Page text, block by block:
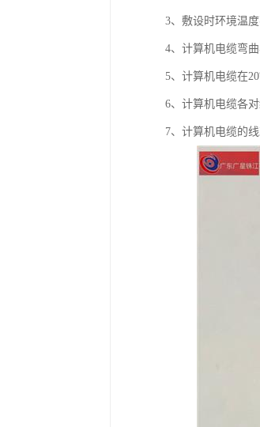
3、敷设时环境温
4、计算机电缆弯
5、计算机电缆在
6、计算机电缆各
7、计算机电缆的